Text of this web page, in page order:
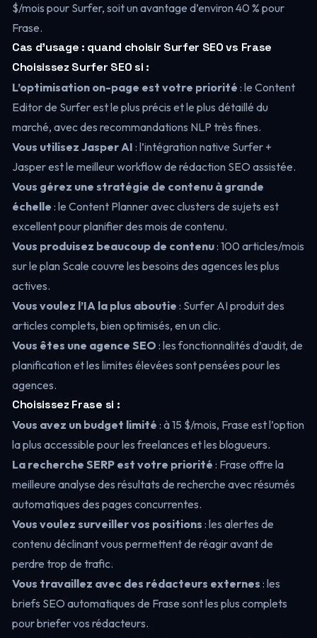
$/mois pour Surfer, soit un avantage d’environ 40 % pour
Frase.
Cas d’usage : quand choisir Surfer SEO vs Frase
Choisissez Surfer SEO si :
L’optimisation on-page est votre priorité : le Content
Editor de Surfer est le plus précis et le plus détaillé du
marché, avec des recommandations NLP très fines.
Vous utilisez Jasper AI : l’intégration native Surfer +
Jasper est le meilleur workflow de rédaction SEO assistée.
Vous gérez une stratégie de contenu à grande
échelle : le Content Planner avec clusters de sujets est
excellent pour planifier des mois de contenu.
Vous produisez beaucoup de contenu: 100 articles/mois
sur le plan Scale couvre les besoins des agences les plus
actives.
Vous voulez l’IA la plus aboutie : Surfer AI produit des
articles complets, bien optimisés, en un clic.
Vous êtes une agence SEO : les fonctionnalités d’audit, de
planification et les limites élevées sont pensées pour les
agences.
Choisissez Frase si :
Vous avez un budget limité : à 15 $/mois, Frase est l’option
la plus accessible pour les freelances et les blogueurs.
La recherche SERP est votre priorité : Frase offre la
meilleure analyse des résultats de recherche avec résumés
automatiques des pages concurrentes.
Vous voulez surveiller vos positions : les alertes de
contenu déclinant vous permettent de réagir avant de
perdre trop de trafic.
Vous travaillez avec des rédacteurs externes : les
briefs SEO automatiques de Frase sont les plus complets
pour briefer vos rédacteurs.